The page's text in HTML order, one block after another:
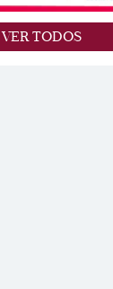
VER TODOS